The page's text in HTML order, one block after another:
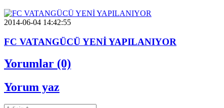
2014-06-04 14:42:55
FC VATANGÜCÜ YENİ YAPILANIYOR
Yorumlar (0)
Yorum yaz